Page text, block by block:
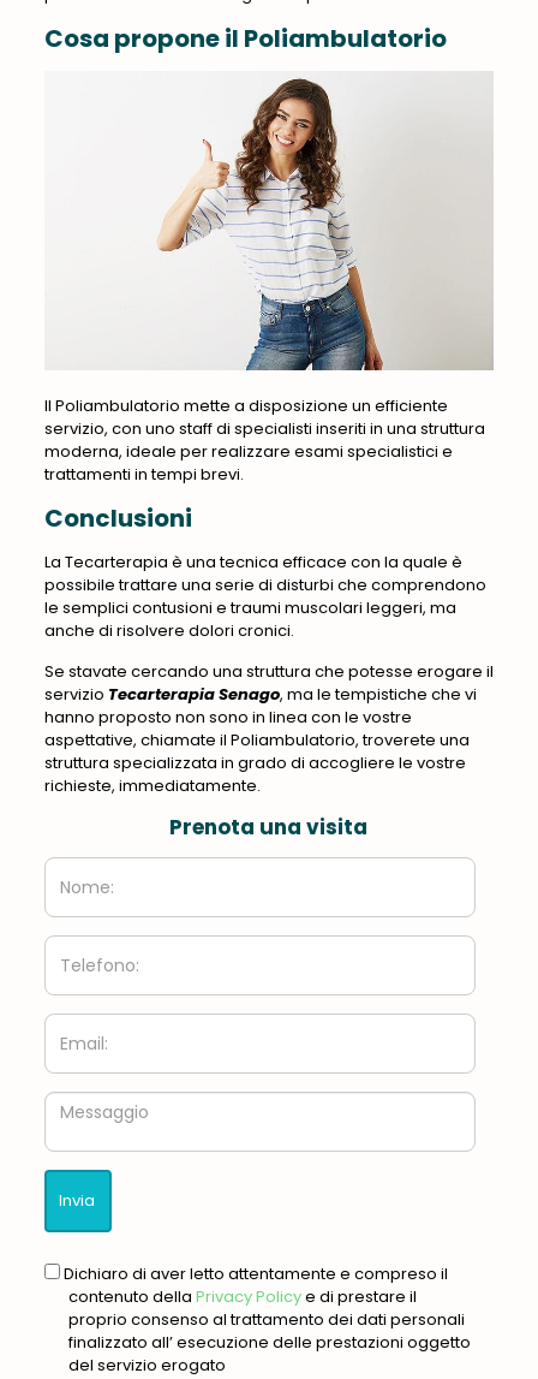
Cosa propone il Poliambulatorio
Il Poliambulatorio mette a disposizione un efficiente
servizio, con uno staff di specialisti inseriti in una struttura
moderna, ideale per realizzare esami specialistici e
trattamenti in tempi brevi.
Conclusioni
La Tecarterapia è una tecnica efficace con la quale è
possibile trattare una serie di disturbi che comprendono
le semplici contusioni e traumi muscolari leggeri, ma
anche di risolvere dolori cronici.
Se stavate cercando una struttura che potesse erogare il
servizio Tecarterapia Senago, ma le tempistiche che vi
hanno proposto non sono in linea con le vostre
aspettative, chiamate il Poliambulatorio, troverete una
struttura specializzata in grado di accogliere le vostre
richieste, immediatamente.
Prenota una visita
Nome:
Telefono:
Email:
Messaggio
gdpr
Dichiaro di aver letto attentamente e compreso il
contenuto della Privacy Policye di prestare il
proprio consenso al trattamento dei dati personali
finalizzato all’ esecuzione delle prestazioni oggetto
del servizio erogato